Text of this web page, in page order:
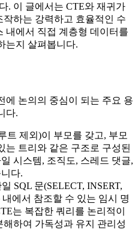
. 이 글에서는 CTE와 재귀가
하는 강력하고 효율적인 수
내에서 직접 계층형 데이터를
는지 살펴봅니다.
에 논의의 중심이 되는 주요 용
다.
트 제외)이 부모를 갖고, 부모
는 트리와 같은 구조로 구성된
시스템, 조직도, 스레드 댓글,
다.
일 SQL 문(SELECT, INSERT,
에서 참조할 수 있는 임시 명
는 복잡한 쿼리를 논리적이
하여 가독성과 유지 관리성